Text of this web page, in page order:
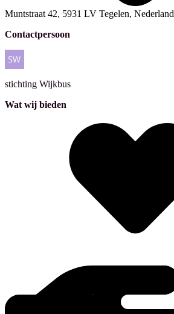
Muntstraat 42, 5931 LV Tegelen, Nederland
Contactpersoon
stichting Wijkbus
Wat wij bieden